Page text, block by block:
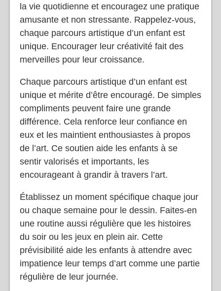
la vie quotidienne et encouragez une pratique
amusante et non stressante. Rappelez-vous,
chaque parcours artistique d’un enfant est
unique. Encourager leur créativité fait des
merveilles pour leur croissance.
Chaque parcours artistique d’un enfant est
unique et mérite d’être encouragé. De simples
compliments peuvent faire une grande
différence. Cela renforce leur confiance en
eux et les maintient enthousiastes à propos
de l’art. Ce soutien aide les enfants à se
sentir valorisés et importants, les
encourageant à grandir à travers l’art.
Établissez un moment spécifique chaque jour
ou chaque semaine pour le dessin. Faites-en
une routine aussi régulière que les histoires
du soir ou les jeux en plein air. Cette
prévisibilité aide les enfants à attendre avec
impatience leur temps d’art comme une partie
régulière de leur journée.